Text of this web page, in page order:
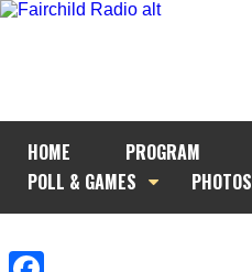
HOME PROGRAM
POLL & GAMES
PHOTOS